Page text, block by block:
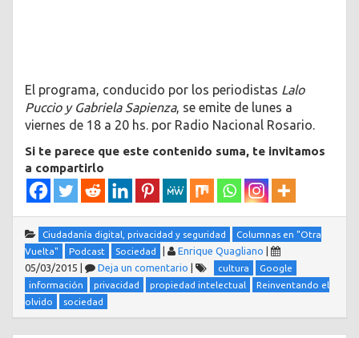
El programa, conducido por los periodistas Lalo
Puccio y Gabriela Sapienza, se emite de lunes a
viernes de 18 a 20 hs. por Radio Nacional Rosario.
Si te parece que este contenido suma, te invitamos
a compartirlo
Ciudadanía digital, privacidad y seguridad
Columnas en "Otra
Vuelta"
Podcast Sociedad | Enrique Quagliano |
05/03/2015 | Deja un comentario | cultura
Google
información
privacidad propiedad intelectual
Reinventando el
olvido
sociedad